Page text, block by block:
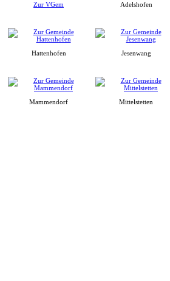
Zur VGem Adelshofen
Hattenhofen Jesenwang
Mammendorf Mittelstetten